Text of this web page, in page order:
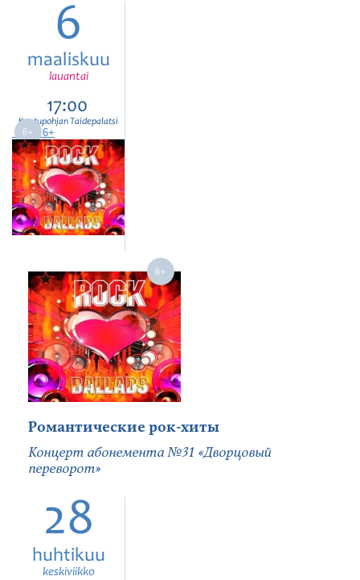
6
maaliskuu
lauantai
17:00
Kontupohjan Taidepalatsi
6+
Романтические рок-хиты
Концерт абонемента №31 «Дворцовый
переворот»
28
huhtikuu
keskiviikko